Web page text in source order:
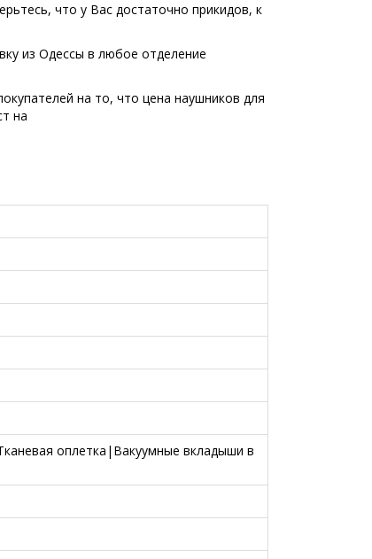
что у Вас достаточно прикидов, к
из Одессы в любое отделение
на то, что цена наушников для
на
оплетка|Вакуумные вкладыши в